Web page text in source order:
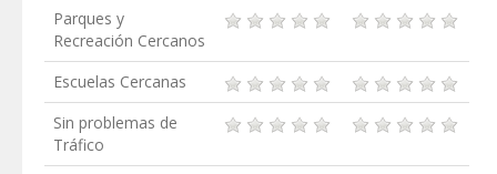
Parques y
Recreación Cercanos
Escuelas Cercanas
Sin problemas de
Tráfico